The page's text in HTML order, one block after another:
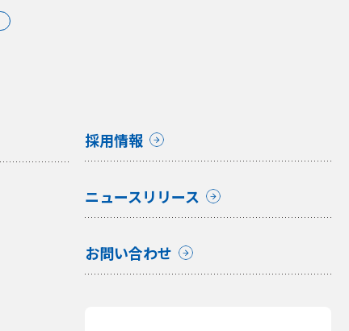
採用情報
ニュースリリース
お問い合わせ